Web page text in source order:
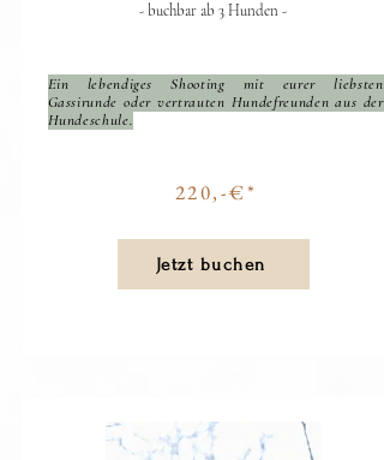
- buchbar ab 3 Hunden - ​​
Ein lebendiges Shooting mit eurer liebsten
Gassirunde oder vertrauten Hundefreunden aus der
Hundeschule.
220,-€*
Jetzt buchen